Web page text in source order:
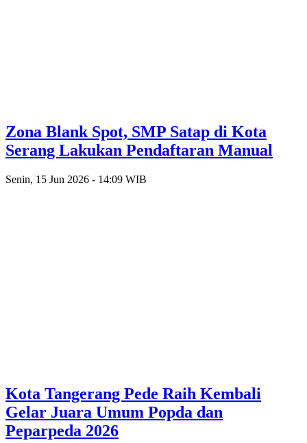
Zona Blank Spot, SMP Satap di Kota
Serang Lakukan Pendaftaran Manual
Senin, 15 Jun 2026 - 14:09 WIB
Kota Tangerang Pede Raih Kembali
Gelar Juara Umum Popda dan
Peparpeda 2026